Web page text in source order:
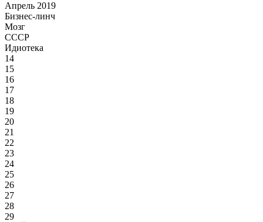
Апрель 2019
Бизнес-линч
Мозг
СССР
Идиотека
14
15
16
17
18
19
20
21
22
23
24
25
26
27
28
29